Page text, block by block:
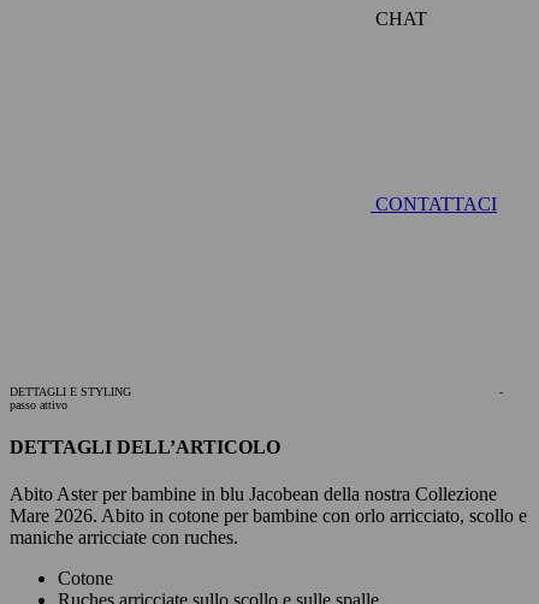
CHAT
CONTATTACI
DETTAGLI E STYLING
-
passo attivo
DETTAGLI DELL’ARTICOLO
Abito Aster per bambine in blu Jacobean della nostra Collezione
Mare 2026. Abito in cotone per bambine con orlo arricciato, scollo e
maniche arricciate con ruches.
Cotone